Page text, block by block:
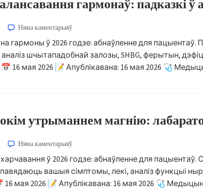
гармонаў: падказкі ў
Няма каментарыяў
на гармоны ў 2026 годзе: абнаўленне для
аналіз шчытападобнай залозы, SHBG, ферытын,
📅 16 мая 2026 📝 Апублікавана: 16 мая 2026 🩺
утрыманнем магнію:
Няма каментарыяў
ў 2026 годзе: абнаўленне для
вашыя сімптомы, лекі, аналіз функцыі
16 мая 2026 📝 Апублікавана: 16 мая 2026 🩺